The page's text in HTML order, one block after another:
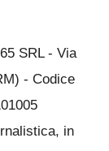
SRL - Via
- Codice
in